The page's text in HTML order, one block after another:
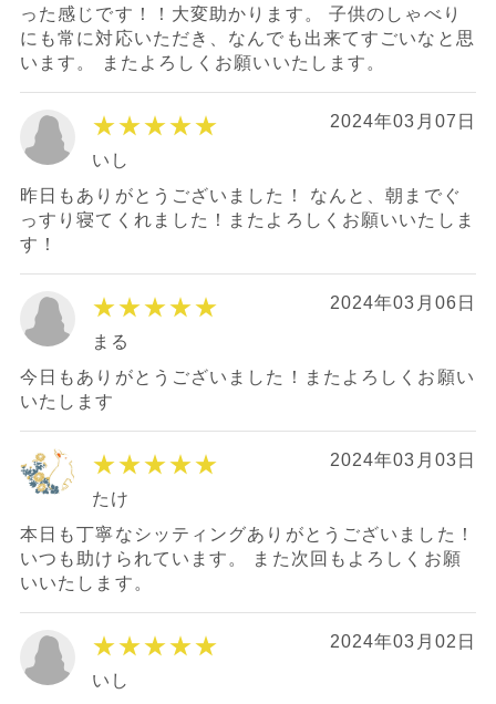
った感じです！！大変助かります。 子供のしゃべり
にも常に対応いただき、なんでも出来てすごいなと思
います。 またよろしくお願いいたします。
★★★★★ 2024年03月07日
いし
昨日もありがとうございました！ なんと、朝までぐ
っすり寝てくれました！またよろしくお願いいたしま
す！
★★★★★ 2024年03月06日
まる
今日もありがとうございました！またよろしくお願い
いたします
★★★★★ 2024年03月03日
たけ
本日も丁寧なシッティングありがとうございました！
いつも助けられています。 また次回もよろしくお願
いいたします。
★★★★★ 2024年03月02日
いし